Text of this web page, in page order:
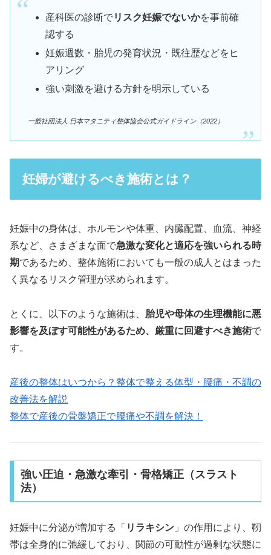
産科医の診断でリスク妊娠でないかを事前確
認する
妊娠週数・胎児の発育状況・既往歴などをヒ
アリング
強い刺激を避ける方針を明示している
一般社団法人 日本マタニティ整体協会公式ガイドライン（2022）
妊婦が避けるべき施術とは？
妊娠中の身体は、ホルモンや体重、内臓配置、血流、神経
系など、さまざまな面で急激な変化と適応を強いられる時
期であるため、整体施術においても一般の成人とはまった
く異なるリスク管理が求められます。
とくに、以下のような施術は、 胎児や母体の生理機能に悪
影響を及ぼす可能性があるため、厳重に回避すべき施術で
す。
産後の整体はいつから？整体で整える体型・腰痛・不調の
改善法を解説
整体で産後の骨盤矯正で腰痛や不調を解決！
強い圧迫・急激な牽引・骨格矯正（スラスト
法）
妊娠中に分泌が増加する「 リラキシン 」の作用により、靭
帯は全身的に弛緩しており、関節の可動性が過剰な状態に